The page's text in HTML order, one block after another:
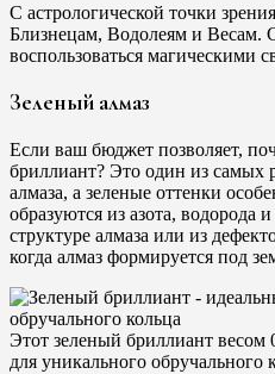
С астрологической точки
Близнецам, Водолеям и Весам.
воспользоваться магическими
Зеленый алмаз
Если ваш бюджет позволяет,
бриллиант? Это один из самых
алмаза, а зеленые оттенки
образуются из азота, водорода
структуре алмаза или из
когда алмаз формируется под
Этот зеленый бриллиант весом
для уникального обручального